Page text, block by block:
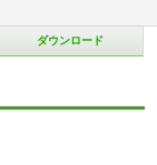
ダウンロード